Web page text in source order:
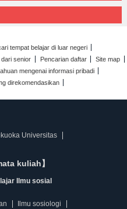
tempat belajar di luar negeri
dari senior Pencarian daftar
Site map
mengenai informasi pribadi
direkomendasikan
Universitas
kuliah】
Ilmu sosial
Ilmu sosiologi